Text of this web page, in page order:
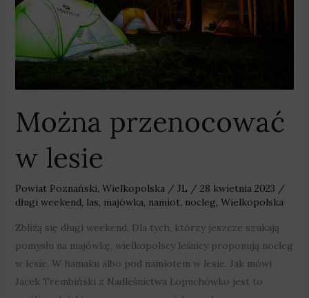
Można przenocować
w lesie
Powiat Poznański, Wielkopolska/ JL / 28 kwietnia 2023 /
długi weekend, las, majówka, namiot, nocleg, Wielkopolska
Zbliżą się długi weekend. Dla tych, którzy jeszcze szukają
pomysłu na majówkę, wielkopolscy leśnicy proponują nocleg
w lesie. W hamaku albo pod namiotem w lesie. Jak mówi
Jacek Trembiński z Nadleśnictwa Łopuchówko jest to